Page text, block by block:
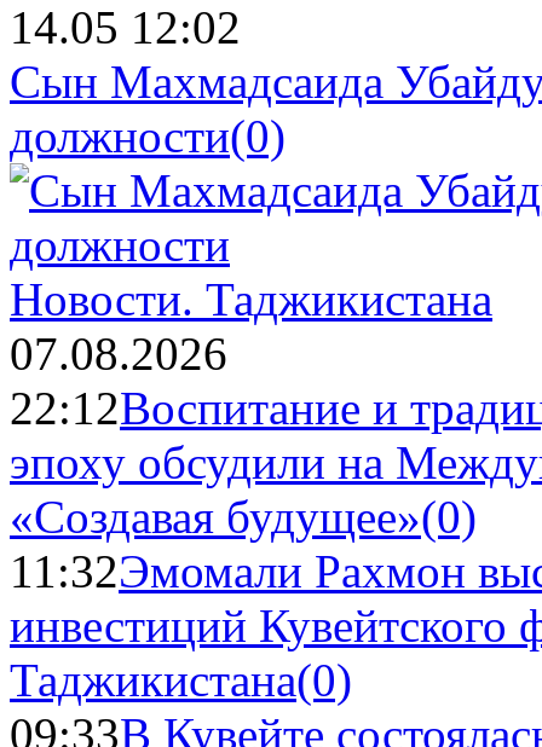
14.05 12:02
Сын Махмадсаида
должности(0)
Новости. Таджикистана
07.08.2026
22:12Воспитание и
эпоху обсудили на
«Создавая будущее»(0)
11:32Эмомали Рахмон
инвестиций Кувейтского
Таджикистана(0)
09:33В Кувейте